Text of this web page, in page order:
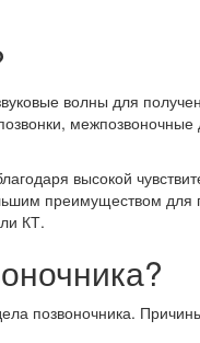
волны для
высокой
преимуществом
КТ.
позвоночника.